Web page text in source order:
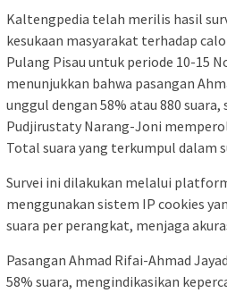
Kaltengpedia telah merilis hasil
kesukaan masyarakat terhadap
Pulang Pisau untuk periode 10-15
menunjukkan bahwa pasangan
unggul dengan 58% atau 880
Pudjirustaty Narang-Joni
Total suara yang terkumpul dalam
Survei ini dilakukan melalui
menggunakan sistem IP cookies
suara per perangkat, menjaga
Pasangan Ahmad Rifai-Ahmad
58% suara, mengindikasikan